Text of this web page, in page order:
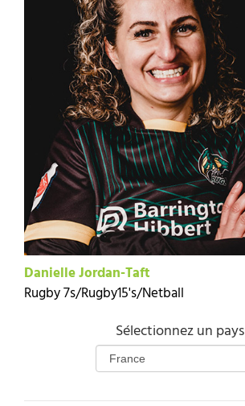
Danielle Jordan-Taft
Rugby 7s/Rugby15's/Netball
Sélectionnez un pays